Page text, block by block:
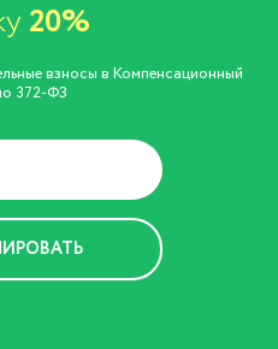
20%
взносы в Компенсационный
372-ФЗ